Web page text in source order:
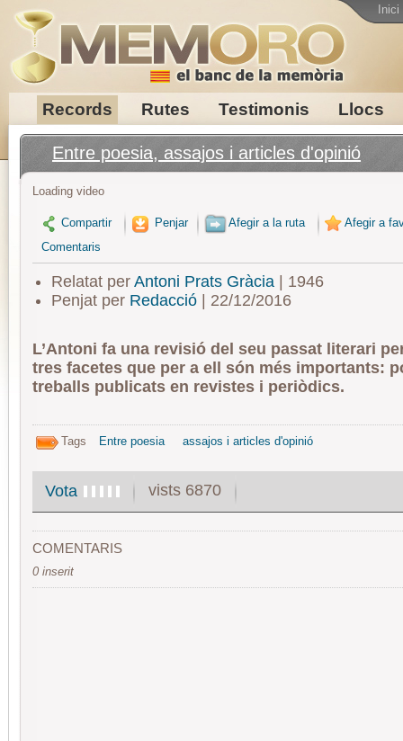
Records Rutes Testimonis Llocs
Inici
Entre poesia, assajos i articles d'opinió
Loading video
Compartir Penjar Afegir a la ruta
Afegir a
Comentaris
Relatat per Antoni Prats Gràcia| 1946
Penjat per Redacció| 22/12/2016
L’Antoni fa una revisió del seu passat literari
tres facetes que per a ell són més importants:
treballs publicats en revistes i periòdics.
Tags Entre poesia assajos i articles d'opinió
Vota vists 6870
COMENTARIS
0 inserit